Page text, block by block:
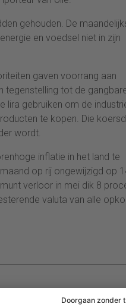
gehouden. De
en voedsel niet in zijn
gaven voorrang aan
tegenstelling tot de
gebruiken om de
te kopen. Die
wordt.
inflatie in het land te
op rij ongewijzigd op
verloor in mei dik 8
valuta van alle